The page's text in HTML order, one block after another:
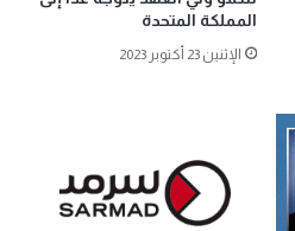
المملكة المتحدة
الإثنين 23 أكتوبر 2023